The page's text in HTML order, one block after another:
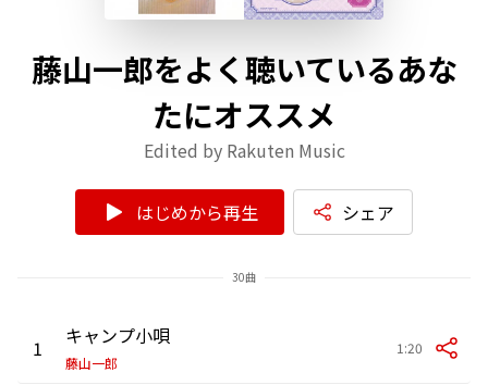
藤山一郎をよく聴いているあな
たにオススメ
Edited by Rakuten Music
はじめから再生 シェア
30曲
1 キャンプ小唄
藤山一郎
1:20